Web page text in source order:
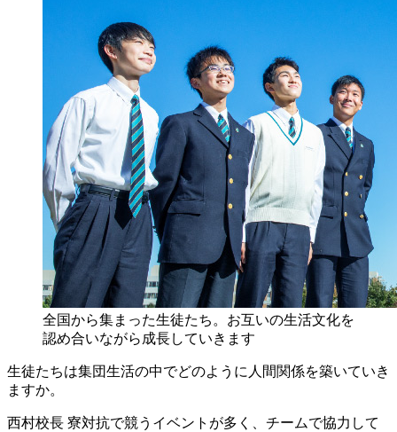
全国から集まった生徒たち。お互いの生活文化を
認め合いながら成長していきます
生徒たちは集団生活の中でどのように人間関係を築いていき
ますか。
西村校長 寮対抗で競うイベントが多く、チームで協力して